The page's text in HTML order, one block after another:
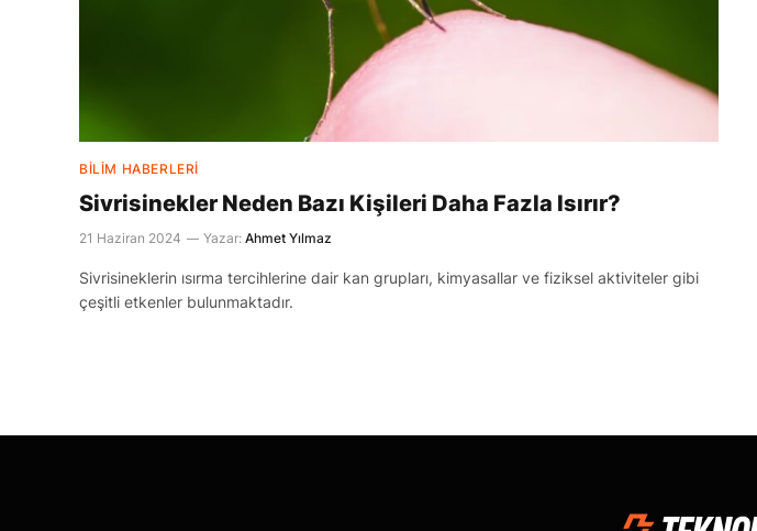
BILIM HABERLERI
Sivrisinekler Neden Bazı Kişileri Daha Fazla Isırır?
21 Haziran 2024 Yazar: Ahmet Yılmaz
Sivrisineklerin ısırma tercihlerine dair kan grupları, kimyasallar ve fiziksel aktiviteler gibi
çeşitli etkenler bulunmaktadır.